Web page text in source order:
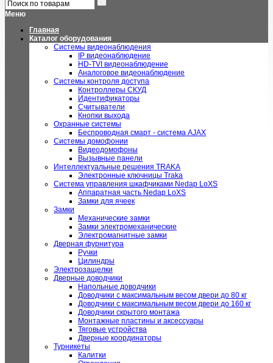
Меню
Главная
Каталог оборудования
Системы видеонаблюдения
IP видеонаблюдение
HD-TVI видеонаблюдение
Аналоговое видеонаблюдение
Системы контроля доступа
Контроллеры СКУД
Идентификаторы
Считыватели
Кнопки выхода
Охранные системы
Беспроводная смарт - система AJAX
Системы домофонии
Видеодомофоны
Вызывные панели
Интеллектуальные решения TRAKA
Электронные ключницы Traka
Система управления шкафчиками Nedap LoXS
Аппаратная часть Nedap LoXS
Замки для ячеек
Замки
Механические замки
Замки электромеханические
Электромагнитные замки
Дверная фурнитура
Ручки
Цилиндры
Электрозащелки
Дверные доводчики
Напольные доводчики
Доводчики с максимальным весом двери до 80 кг
Доводчики с максимальным весом двери до 160 кг
Доводчики скрытого монтажа
Монтажные пластины и аксессуары
Тяговые устройства
Дверные координаторы
Турникеты
Калитки